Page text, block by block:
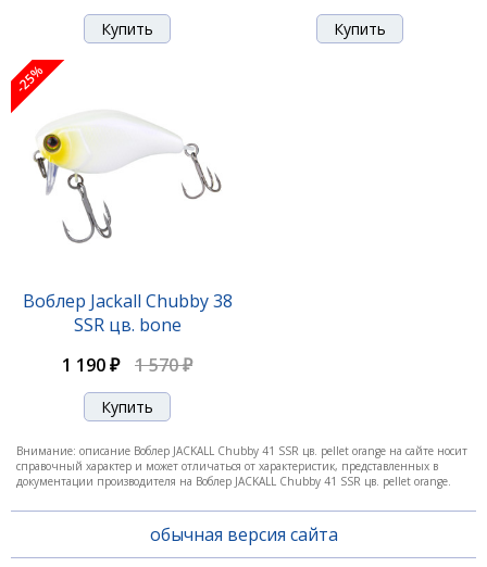
Воблер Jackall Chubby 38F 06 ghost g perch
-25%
Воблер Jackall Chubby 38F 212 uv mat silver tiger
1 190 ₽ 1 570 ₽
-25%
Воблер Jackall Chubby 38
SSR цв. bone
1 190 ₽
1 570 ₽
Внимание: описание Воблер JACKALL Chubby 41 SSR цв. pellet orange на сайте носит
справочный характер и может отличаться от характеристик, представленных в
документации производителя на Воблер JACKALL Chubby 41 SSR цв. pellet orange.
обычная версия сайта